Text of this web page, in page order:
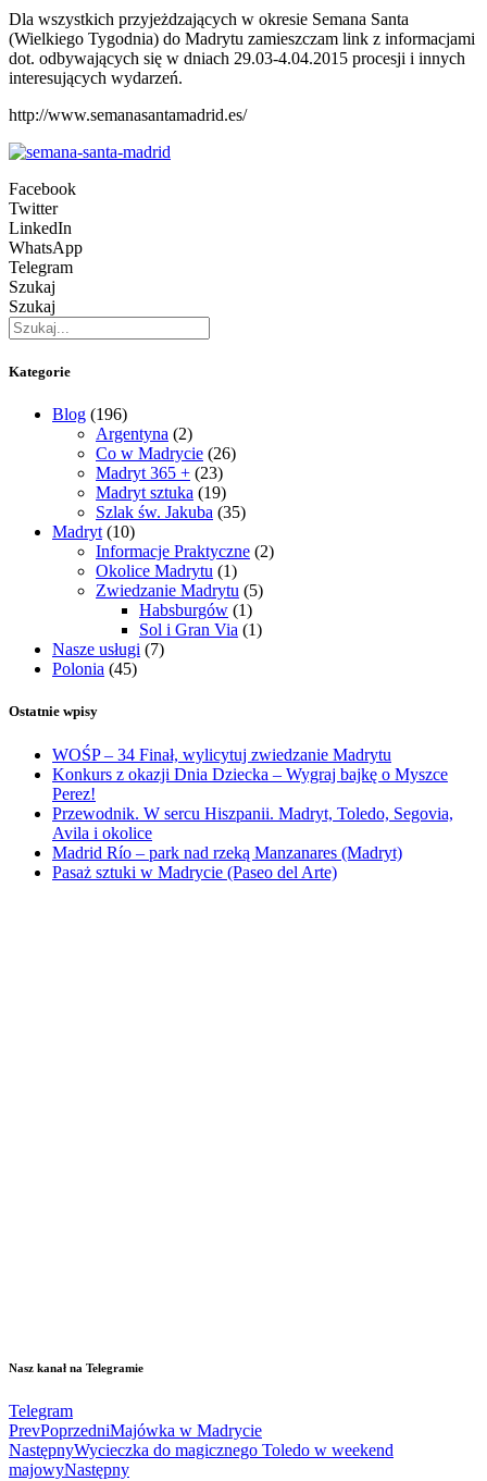
Dla wszystkich przyjeżdzających w okresie Semana Santa
(Wielkiego Tygodnia) do Madrytu zamieszczam link z informacjami
dot. odbywających się w dniach 29.03-4.04.2015 procesji i innych
interesujących wydarzeń.
http://www.semanasantamadrid.es/
Facebook
Twitter
LinkedIn
WhatsApp
Telegram
Szukaj
Szukaj
Kategorie
Blog (196)
Argentyna (2)
Co w Madrycie (26)
Madryt 365 + (23)
Madryt sztuka (19)
Szlak św. Jakuba (35)
Madryt (10)
Informacje Praktyczne (2)
Okolice Madrytu (1)
Zwiedzanie Madrytu (5)
Habsburgów (1)
Sol i Gran Via (1)
Nasze usługi (7)
Polonia (45)
Ostatnie wpisy
WOŚP – 34 Finał, wylicytuj zwiedzanie Madrytu
Konkurs z okazji Dnia Dziecka – Wygraj bajkę o Myszce
Perez!
Przewodnik. W sercu Hiszpanii. Madryt, Toledo, Segovia,
Avila i okolice
Madrid Río – park nad rzeką Manzanares (Madryt)
Pasaż sztuki w Madrycie (Paseo del Arte)
Nasz kanał na Telegramie
Telegram
PrevPoprzedniMajówka w Madrycie
NastępnyWycieczka do magicznego Toledo w weekend
majowyNastępny